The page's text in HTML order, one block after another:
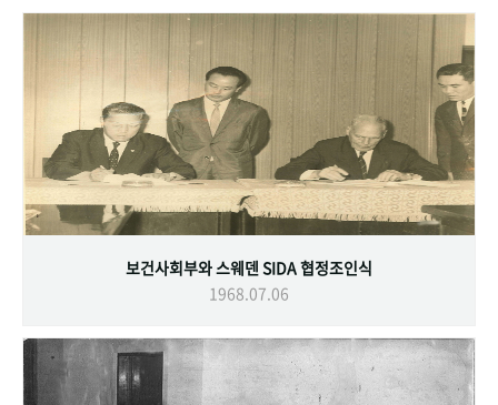
보건사회부와 스웨덴 SIDA 협정조인식
1968.07.06